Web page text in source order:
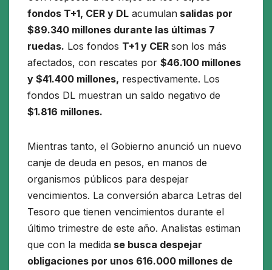
fondos T+1, CER y DL acumulan salidas por
$89.340 millones durante las últimas 7
ruedas. Los fondos T+1 y CER son los más
afectados, con rescates por $46.100 millones
y $41.400 millones, respectivamente. Los
fondos DL muestran un saldo negativo de
$1.816 millones.
Mientras tanto, el Gobierno anunció un nuevo
canje de deuda en pesos, en manos de
organismos públicos para despejar
vencimientos. La conversión abarca Letras del
Tesoro que tienen vencimientos durante el
último trimestre de este año. Analistas estiman
que con la medida se busca despejar
obligaciones por unos 616.000 millones de